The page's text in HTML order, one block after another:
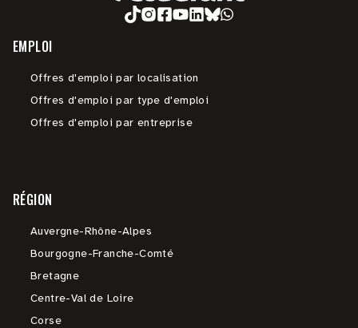
EMPLOI
Offres d'emploi par localisation
Offres d'emploi par type d'emploi
Offres d'emploi par entreprise
RÉGION
Auvergne-Rhône-Alpes
Bourgogne-Franche-Comté
Bretagne
Centre-Val de Loire
Corse